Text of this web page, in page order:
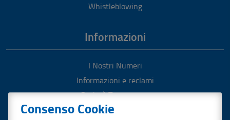
Whistleblowing
Informazioni
I Nostri Numeri
Informazioni e reclami
Società Trasparente
Pronto Intervento
Consenso Cookie